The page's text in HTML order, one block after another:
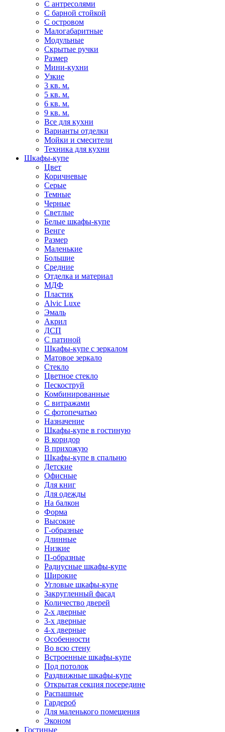
С антресолями
С барной стойкой
С островом
Малогабаритные
Модульные
Скрытые ручки
Размер
Мини-кухни
Узкие
3 кв. м.
5 кв. м.
6 кв. м.
9 кв. м.
Все для кухни
Варианты отделки
Мойки и смесители
Техника для кухни
Шкафы-купе
Цвет
Коричневые
Серые
Темные
Черные
Светлые
Белые шкафы-купе
Венге
Размер
Маленькие
Большие
Средние
Отделка и материал
МДФ
Пластик
Alvic Luxe
Эмаль
Акрил
ДСП
С патиной
Шкафы-купе с зеркалом
Матовое зеркало
Стекло
Цветное стекло
Пескоструй
Комбинированные
С витражами
С фотопечатью
Назначение
Шкафы-купе в гостиную
В коридор
В прихожую
Шкафы-купе в спальню
Детские
Офисные
Для книг
Для одежды
На балкон
Форма
Высокие
Г-образные
Длинные
Низкие
П-образные
Радиусные шкафы-купе
Широкие
Угловые шкафы-купе
Закругленный фасад
Количество дверей
2-х дверные
3-х дверные
4-х дверные
Особенности
Во всю стену
Встроенные шкафы-купе
Под потолок
Раздвижные шкафы-купе
Открытая секция посередине
Распашные
Гардероб
Для маленького помещения
Эконом
Гостиные